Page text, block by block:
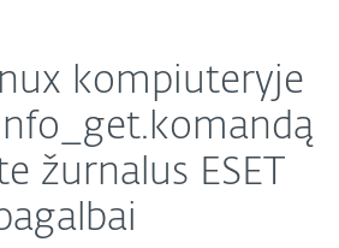
kompiuteryje
žurnalus ESET